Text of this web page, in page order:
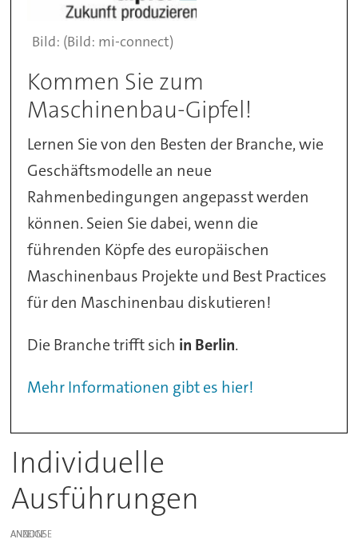
(Bild: mi-connect)
Kommen Sie zum
Maschinenbau-Gipfel!
Lernen Sie von den Besten der Branche, wie
Geschäftsmodelle an neue
Rahmenbedingungen angepasst werden
können. Seien Sie dabei, wenn die
führenden Köpfe des europäischen
Maschinenbaus Projekte und Best Practices
für den Maschinenbau diskutieren!
Die Branche trifft sich in Berlin.
Mehr Informationen gibt es hier!
Individuelle
Ausführungen
ANZEIGE